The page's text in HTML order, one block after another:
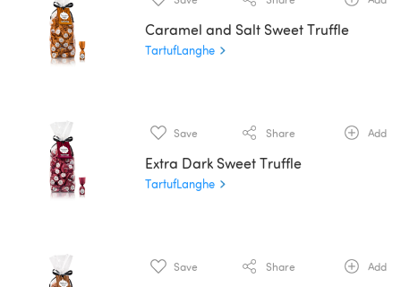
Caramel and Salt Sweet Truffle
TartufLanghe
Save Share Add
Extra Dark Sweet Truffle
TartufLanghe
Save Share Add